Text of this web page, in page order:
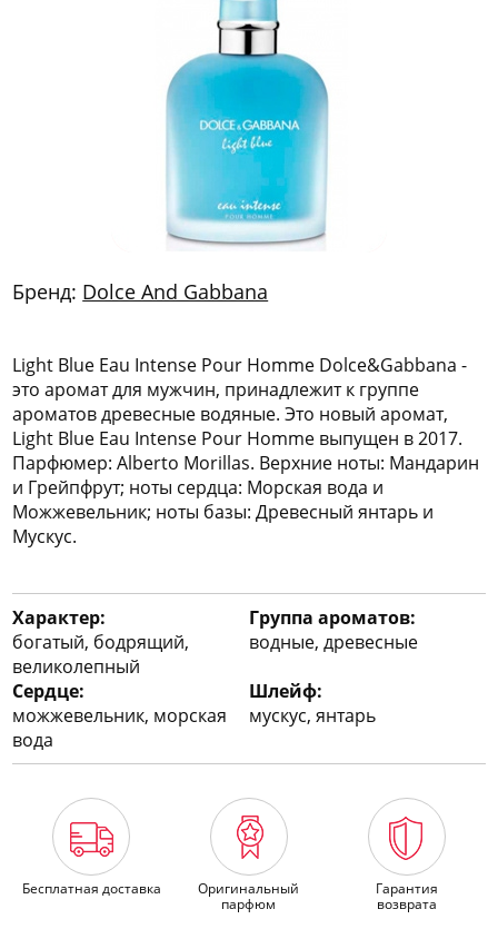
Бренд: Dolce And Gabbana
Light Blue Eau Intense Pour Homme Dolce&Gabbana -
это аромат для мужчин, принадлежит к группе
ароматов древесные водяные. Это новый аромат,
Light Blue Eau Intense Pour Homme выпущен в 2017.
Парфюмер: Alberto Morillas. Верхние ноты: Мандарин
и Грейпфрут; ноты сердца: Морская вода и
Можжевельник; ноты базы: Древесный янтарь и
Мускус.
Характер:
богатый, бодрящий,
великолепный
Группа ароматов:
водные, древесные
Сердце:
можжевельник, морская
вода
Шлейф:
мускус, янтарь
Бесплатная доставка
Оригинальный
парфюм
Гарантия
возврата